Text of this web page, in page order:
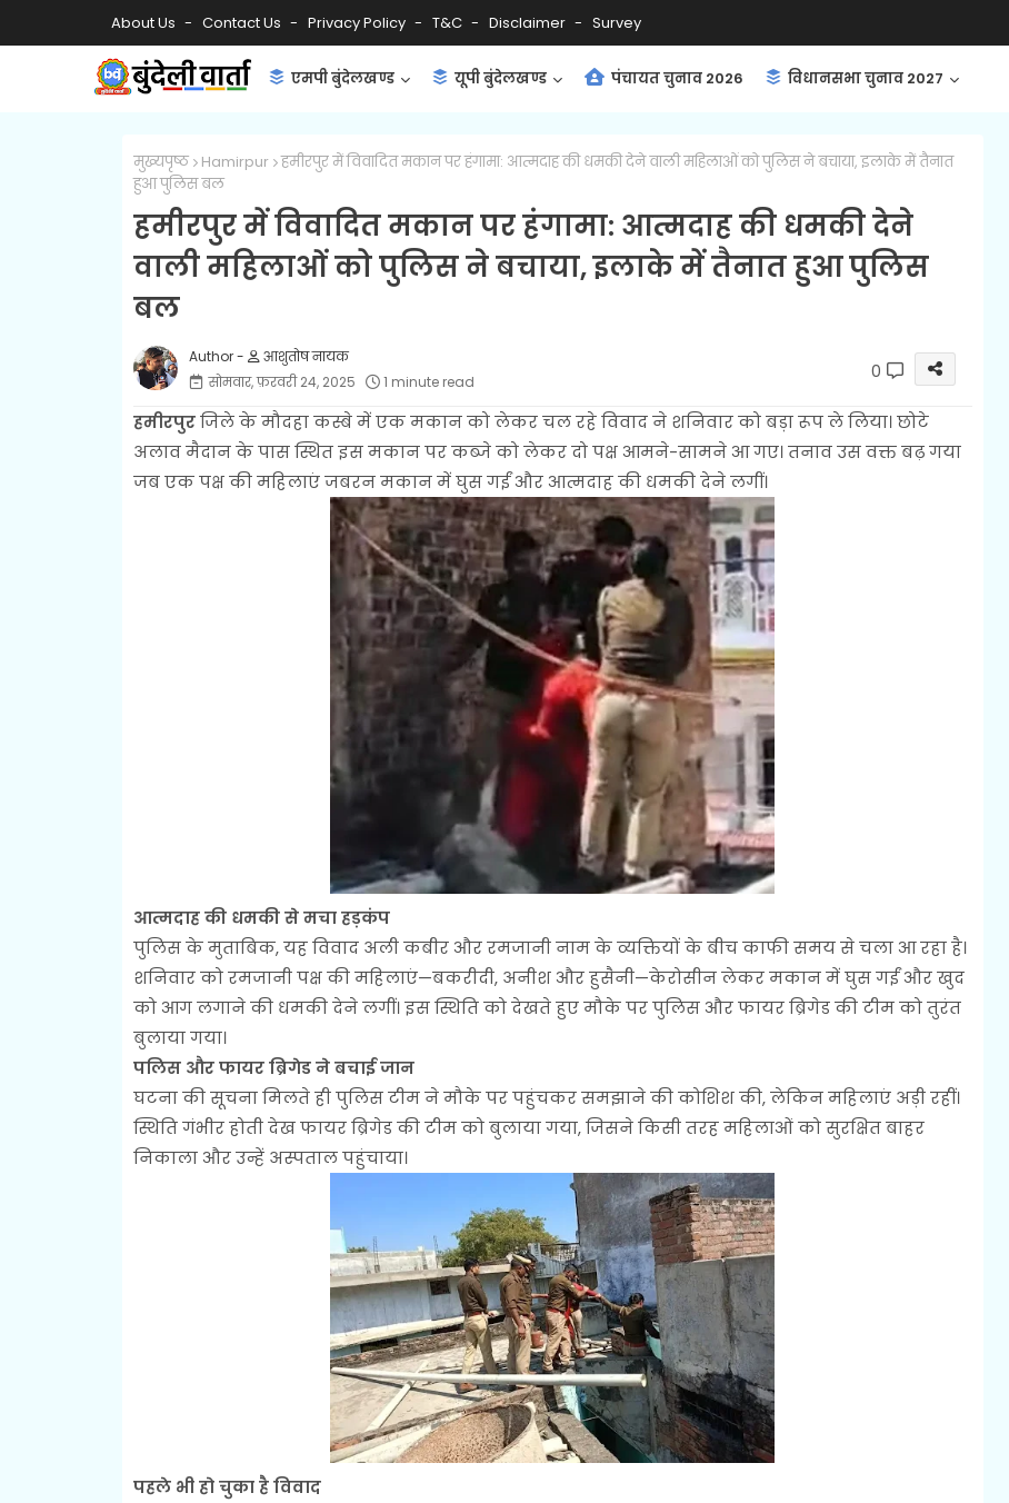
About Us Contact Us Privacy Policy T&C Disclaimer Survey
एमपी बुंदेलखण्ड यूपी बुंदेलखण्ड पंचायत चुनाव 2026 विधानसभा चुनाव 2027
मुख्यपृष्ठ Hamirpur हमीरपुर में विवादित मकान पर हंगामा: आत्मदाह की धमकी देने वाली महिलाओं को पुलिस ने बचाया, इलाके में तैनात
हुआ पुलिस बल
हमीरपुर में विवादित मकान पर हंगामा: आत्मदाह की धमकी देने
वाली महिलाओं को पुलिस ने बचाया, इलाके में तैनात हुआ पुलिस
बल
आशुतोष नायक
सोमवार, फ़रवरी 24, 2025
1 minute read 0
हमीरपुरजिले के मौदहा कस्बे में एक मकान को लेकर चल रहे विवाद ने शनिवार को बड़ा रूप ले लिया। छोटे
अलाव मैदान के पास स्थित इस मकान पर कब्जे को लेकर दो पक्ष आमने-सामने आ गए। तनाव उस वक्त बढ़ गया
जब एक पक्ष की महिलाएं जबरन मकान में घुस गईं और आत्मदाह की धमकी देने लगीं।
आत्मदाह की धमकी से मचा हड़कंप
पुलिस के मुताबिक, यह विवाद अली कबीर और रमजानी नाम के व्यक्तियों के बीच काफी समय से चला आ रहा है।
शनिवार को रमजानी पक्ष की महिलाएं—बकरीदी, अनीश और हुसैनी—केरोसीन लेकर मकान में घुस गईं और खुद
को आग लगाने की धमकी देने लगीं। इस स्थिति को देखते हुए मौके पर पुलिस और फायर ब्रिगेड की टीम को तुरंत
बुलाया गया।
पलिस और फायर ब्रिगेड ने बचाई जान
घटना की सूचना मिलते ही पुलिस टीम ने मौके पर पहुंचकर समझाने की कोशिश की, लेकिन महिलाएं अड़ी रहीं।
स्थिति गंभीर होती देख फायर ब्रिगेड की टीम को बुलाया गया, जिसने किसी तरह महिलाओं को सुरक्षित बाहर
निकाला और उन्हें अस्पताल पहुंचाया।
पहले भी हो चुका है विवाद